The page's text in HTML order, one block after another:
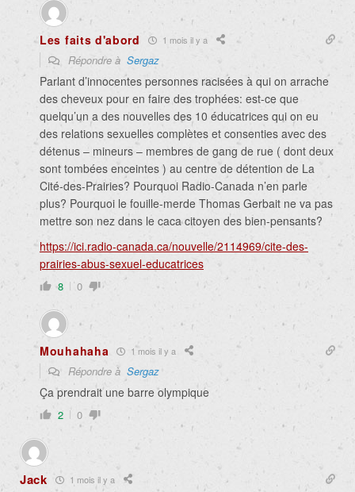
Les faits d'abord 1 mois il y a
Répondre à Sergaz
Parlant d’innocentes personnes racisées à qui on arrache
des cheveux pour en faire des trophées: est-ce que
quelqu’un a des nouvelles des 10 éducatrices qui on eu
des relations sexuelles complètes et consenties avec des
détenus – mineurs – membres de gang de rue ( dont deux
sont tombées enceintes ) au centre de détention de La
Cité-des-Prairies? Pourquoi Radio-Canada n’en parle
plus? Pourquoi le fouille-merde Thomas Gerbait ne va pas
mettre son nez dans le caca citoyen des bien-pensants?
https://ici.radio-canada.ca/nouvelle/2114969/cite-des-
prairies-abus-sexuel-educatrices
8 0
Mouhahaha 1 mois il y a
Répondre à Sergaz
Ça prendrait une barre olympique
2 0
Jack 1 mois il y a